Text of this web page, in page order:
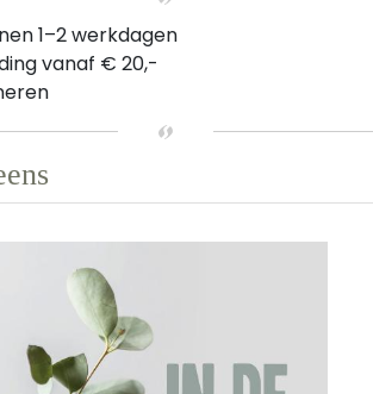
1–2 werkdagen
vanaf € 20,-